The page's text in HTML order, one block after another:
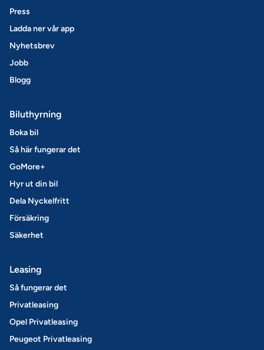
Press
Ladda ner vår app
Nyhetsbrev
Jobb
Blogg
Biluthyrning
Boka bil
Så här fungerar det
GoMore+
Hyr ut din bil
Dela Nyckelfritt
Försäkring
Säkerhet
Leasing
Så fungerar det
Privatleasing
Opel Privatleasing
Peugeot Privatleasing